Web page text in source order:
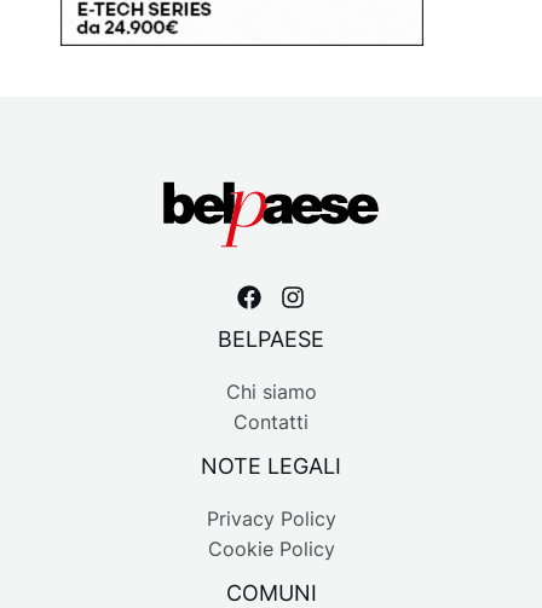
BELPAESE
Chi siamo
Contatti
NOTE LEGALI
Privacy Policy
Cookie Policy
COMUNI